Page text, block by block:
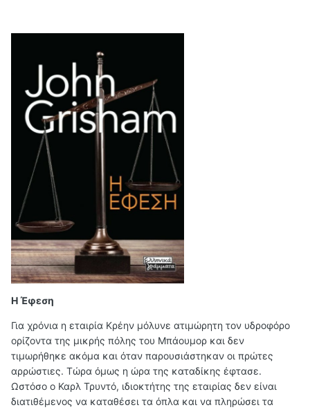
Η Έφεση
Για χρόνια η εταιρία Κρέην μόλυνε ατιμώρητη τον υδροφόρο
ορίζοντα της μικρής πόλης του Μπάουμορ και δεν
τιμωρήθηκε ακόμα και όταν παρουσιάστηκαν οι πρώτες
αρρώστιες. Τώρα όμως η ώρα της καταδίκης έφτασε.
Ωστόσο ο Καρλ Τρυντό, ιδιοκτήτης της εταιρίας δεν είναι
διατιθέμενος να καταθέσει τα όπλα και να πληρώσει τα